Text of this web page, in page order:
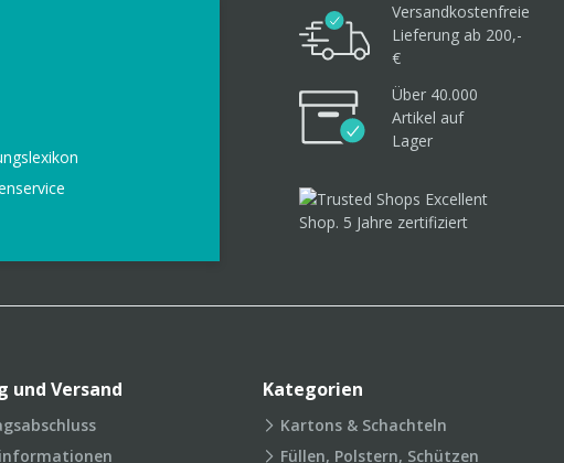
Versandkostenfreie
Lieferung ab 200,-
€
Über 40.000
Artikel auf
Lager
und Versand Kategorien
Kartons & Schachteln
Füllen, Polstern, Schützen